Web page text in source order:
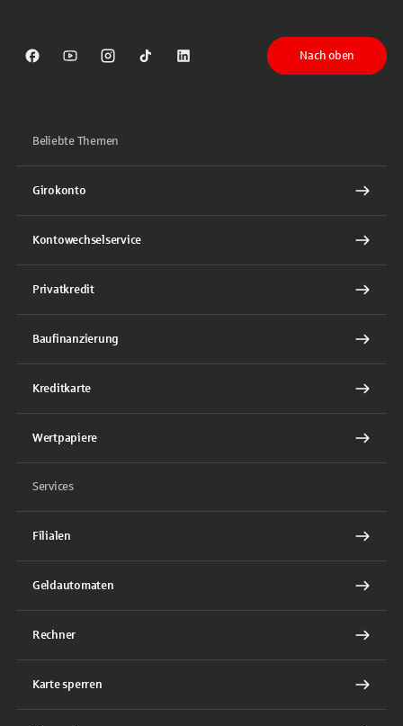
Sparkasse auf Facebook
Sparkasse auf Youtube
Sparkasse auf Instagram
Sparkasse auf TikTok
Sparkasse auf LinkedIn
Nach oben
Beliebte Themen
Girokonto
Kontowechselservice
Privatkredit
Baufinanzierung
Kreditkarte
Wertpapiere
Services
Filialen
Geldautomaten
Rechner
Karte sperren